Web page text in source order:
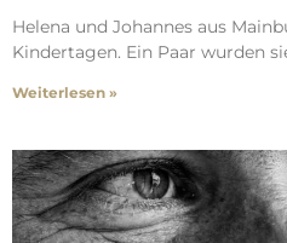
Helena und Johannes aus
Kindertagen. Ein Paar wurden
Weiterlesen »